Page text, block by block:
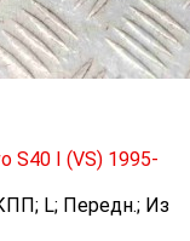
S40 I (VS) 1995-
L; Передн.; Из